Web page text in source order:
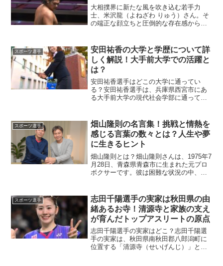
大相撲界に新たな風を吹き込む若手力
士、米沢龍（よねざわ りゅう）さん。そ
の端正な顔立ちと圧倒的な存在感から、
ついて詳しく探ってみましょう。米沢龍
さんはハーフなのか？米沢...
スポーツ選手
安田祐香の大学と学歴について詳
しく解説！大手前大学での活躍と
は？
安田祐香選手はどこの大学に通ってい
る？安田祐香選手は、兵庫県西宮市にあ
る大手前大学の現代社会学部に通ってい
校として知られています。安田選手は、
大学在学中にプロゴルフ...
スポーツ選手
畑山隆則の名言集！挑戦と情熱を
感じる言葉の数々とは？人生や夢
に生きるヒント
畑山隆則とは？畑山隆則さんは、1975年7
月28日、青森県青森市に生まれた元プロ
ボクサーです。彼は困難な状況の中、強
京。1993年にプロデビューを果たし、そ
の後日本のボク...
スポーツ選手
志田千陽選手の実家は秋田県の由
緒あるお寺！清源寺と家族の支え
が育んだトップアスリートの原点
志田千陽選手の実家はどこ？志田千陽選
手の実家は、秋田県南秋田郡八郎潟町に
位置する「清源寺（せいげんじ）」とい